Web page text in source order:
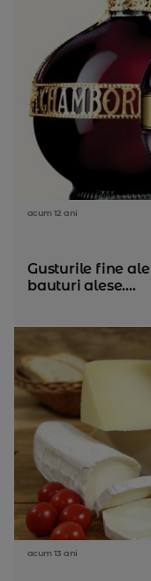
acum 12 ani
Gusturile fine
bauturi alese....
acum 13 ani